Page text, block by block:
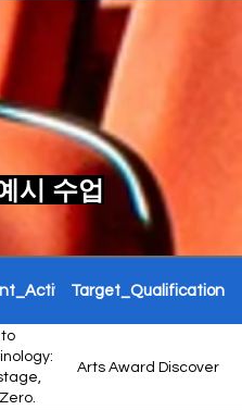
Wednesday
시 수업
Target_Qualification
Arts Award Discover